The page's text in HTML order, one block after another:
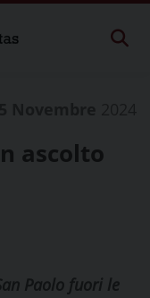
ascolto
Paolo fuori le